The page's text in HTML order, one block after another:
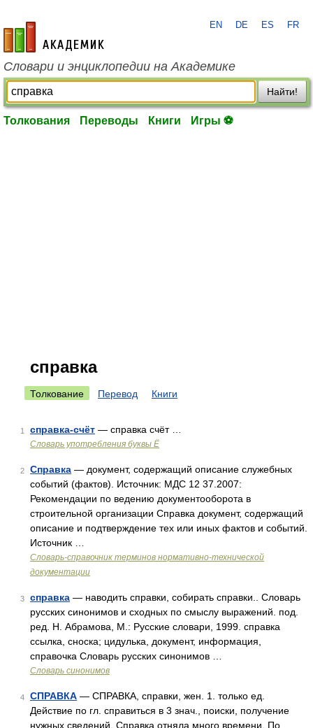
academic.ru
EN DE ES FR
Словари и энциклопедии на Академике
Найти!
Толкования Переводы Книги Игры ⚽
справка
Толкование Перевод Книги
1 справка-счёт — справка счёт …
Словарь употребления буквы Ё
2 Справка — документ, содержащий описание служебных
событий (фактов). Источник: МДС 12 37.2007:
Рекомендации по ведению документооборота в
строительной организации Справка документ, содержащий
описание и подтверждение тех или иных фактов и событий.
Источник …
Словарь-справочник терминов нормативно-технической
документации
3 справка — наводить справки, собирать справки.. Словарь
русских синонимов и сходных по смыслу выражений. под.
ред. Н. Абрамова, М.: Русские словари, 1999. справка
ссылка, сноска; цидулька, документ, информация,
справочка Словарь русских синонимов …
Словарь синонимов
4 СПРАВКА — СПРАВКА, справки, жен. 1. только ед.
Действие по гл. справиться в 3 знач., поиски, получение
нужных сведений. Справка отняла много времени. По